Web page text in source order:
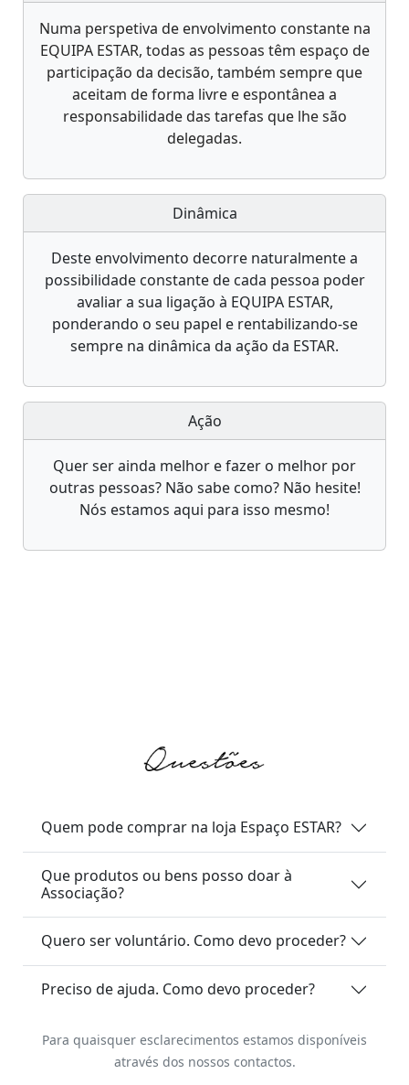
Numa perspetiva de envolvimento constante na
EQUIPA ESTAR, todas as pessoas têm espaço de
participação da decisão, também sempre que
aceitam de forma livre e espontânea a
responsabilidade das tarefas que lhe são
delegadas.
Dinâmica
Deste envolvimento decorre naturalmente a
possibilidade constante de cada pessoa poder
avaliar a sua ligação à EQUIPA ESTAR,
ponderando o seu papel e rentabilizando-se
sempre na dinâmica da ação da ESTAR.
Ação
Quer ser ainda melhor e fazer o melhor por
outras pessoas? Não sabe como? Não hesite!
Nós estamos aqui para isso mesmo!
Quem pode comprar na loja Espaço ESTAR?
Que produtos ou bens posso doar à
Associação?
Quero ser voluntário. Como devo proceder?
Preciso de ajuda. Como devo proceder?
Para quaisquer esclarecimentos estamos disponíveis
através dos nossos contactos.